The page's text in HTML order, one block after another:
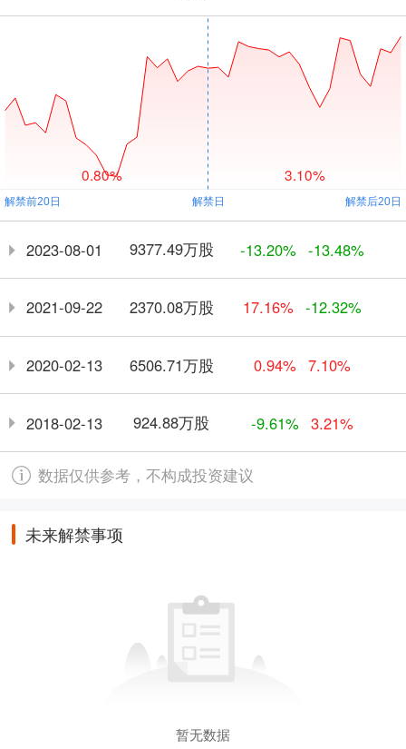
0.80% 3.10%
2023-08-01 9377.49万股 -13.20% -13.48%
2021-09-22 2370.08万股 17.16% -12.32%
2020-02-13 6506.71万股 0.94% 7.10%
2018-02-13 924.88万股 -9.61% 3.21%
数据仅供参考，不构成投资建议
未来解禁事项
暂无数据